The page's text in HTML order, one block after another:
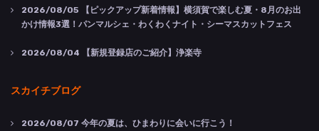
2026/08/05 【ピックアップ新着情報】横須賀で楽しむ夏・8月のお出
かけ情報3選！パンマルシェ・わくわくナイト・シーマスカットフェス
2026/08/04 【新規登録店のご紹介】浄楽寺
スカイチブログ
2026/08/07 今年の夏は、ひまわりに会いに行こう！